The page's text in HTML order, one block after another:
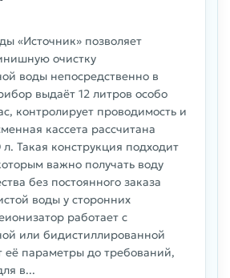
«Источник» позволяет
очистку
воды непосредственно в
выдаёт 12 литров особо
контролирует проводимость и
кассета рассчитана
Такая конструкция подходит
важно получать воду
без постоянного заказа
воды у сторонних
работает с
или бидистиллированной
её параметры до требований,
в...